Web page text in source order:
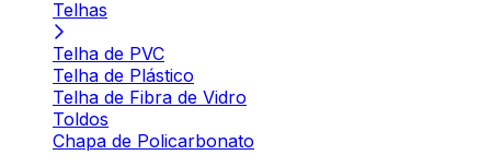
Telhas
Telha de PVC
Telha de Plástico
Telha de Fibra de Vidro
Toldos
Chapa de Policarbonato